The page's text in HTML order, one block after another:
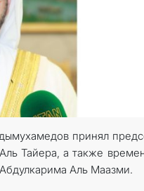
ДОКУМЕНТЫ
МИД
КОНТАКТНЫЕ ДАННЫЕ
принял
Тайера, а также
Аль Маазми.